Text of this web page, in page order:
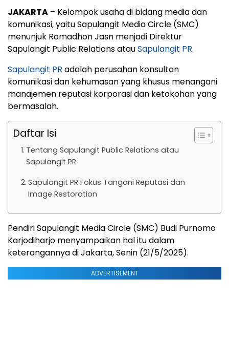
JAKARTA – Kelompok usaha di bidang media dan
komunikasi, yaitu Sapulangit Media Circle (SMC)
menunjuk Romadhon Jasn menjadi Direktur
Sapulangit Public Relations atauSapulangit PR.
Sapulangit PR adalah perusahan konsultan
komunikasi dan kehumasan yang khusus menangani
manajemen reputasi korporasi dan ketokohan yang
bermasalah.
Daftar Isi
Tentang Sapulangit Public Relations atau
Sapulangit PR
Sapulangit PR Fokus Tangani Reputasi dan
Image Restoration
Pendiri Sapulangit Media Circle (SMC) Budi Purnomo
Karjodiharjo menyampaikan hal itu dalam
keterangannya di Jakarta, Senin (21/5/2025).
ADVERTISEMENT